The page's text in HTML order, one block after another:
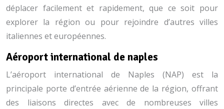
déplacer facilement et rapidement, que ce soit pour
explorer la région ou pour rejoindre d’autres villes
italiennes et européennes.
Aéroport international de naples
L’aéroport international de Naples (NAP) est la
principale porte d’entrée aérienne de la région, offrant
des liaisons directes avec de nombreuses villes